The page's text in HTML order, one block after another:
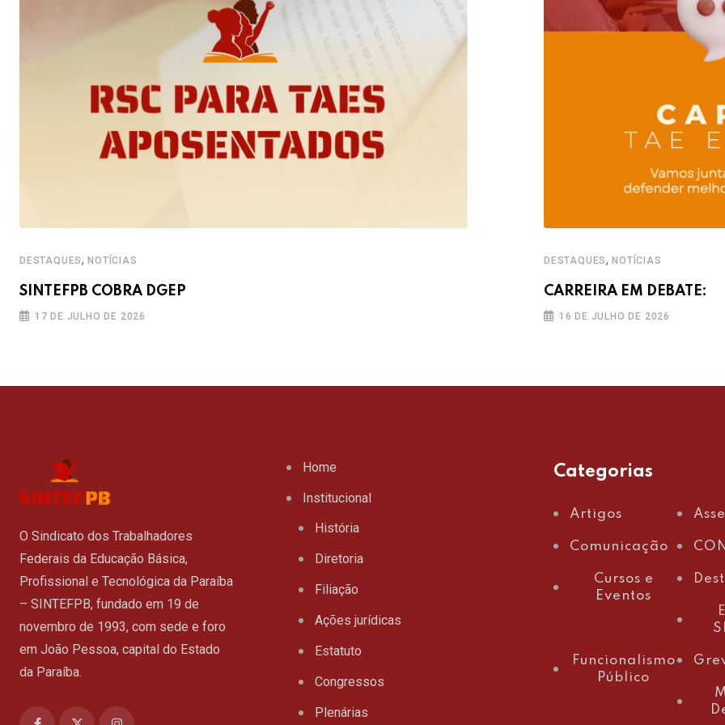
DESTAQUES,NOTÍCIAS
SINTEFPB COBRA DGEP
17 DE JULHO DE 2026
DESTAQUES,NOTÍCIAS
CARREIRA EM DEBATE:
16 DE JULHO DE 2026
O Sindicato dos Trabalhadores
Federais da Educação Básica,
Profissional e Tecnológica da Paraíba
– SINTEFPB, fundado em 19 de
novembro de 1993, com sede e foro
em João Pessoa, capital do Estado
da Paraíba.
Home
Institucional
História
Diretoria
Filiação
Ações jurídicas
Estatuto
Congressos
Plenárias
Categorias
Artigos
Comunicação
Cursos e
Eventos
Funcionalismo
Público